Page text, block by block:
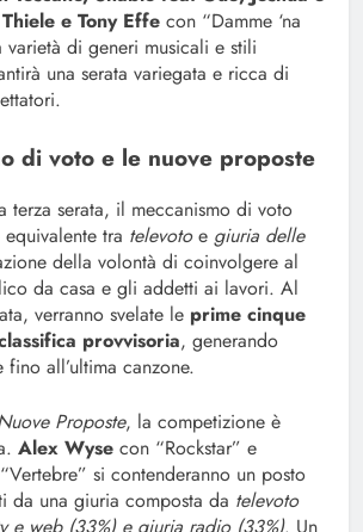
e Tony Effe con “Damme ‘na
varietà di generi musicali e stili
una serata variegata e ricca di
di voto e le nuove proposte
terza serata, il meccanismo di voto
tra televotoe giuria delle
della volontà di coinvolgere al
da casa e gli addetti ai lavori. Al
verranno svelate le prime cinque
provvisoria, generando
fino all’ultima canzone.
Proposte, la competizione è
Alex Wyse con “Rockstar” e
si contenderanno un posto
da una giuria composta da televoto